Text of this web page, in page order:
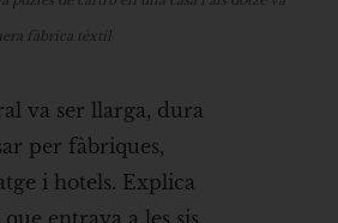
va ser llarga, dura
per fàbriques,
i hotels. Explica
fàbrica tèxtil